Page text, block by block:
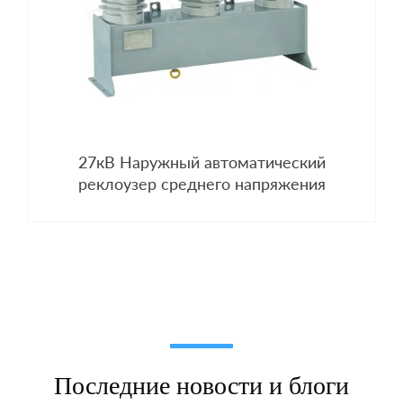
27кВ Наружный автоматический
реклоузер среднего напряжения
Последние новости и блоги